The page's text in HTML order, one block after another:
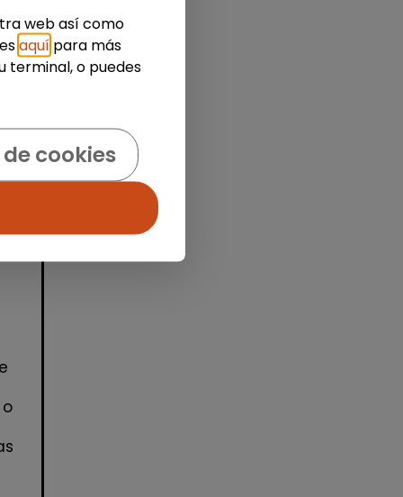
web así como
aquí para más
terminal, o puedes
cookies